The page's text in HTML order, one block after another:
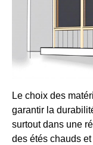
Le choix des
garantir la
surtout dans une
des étés chauds